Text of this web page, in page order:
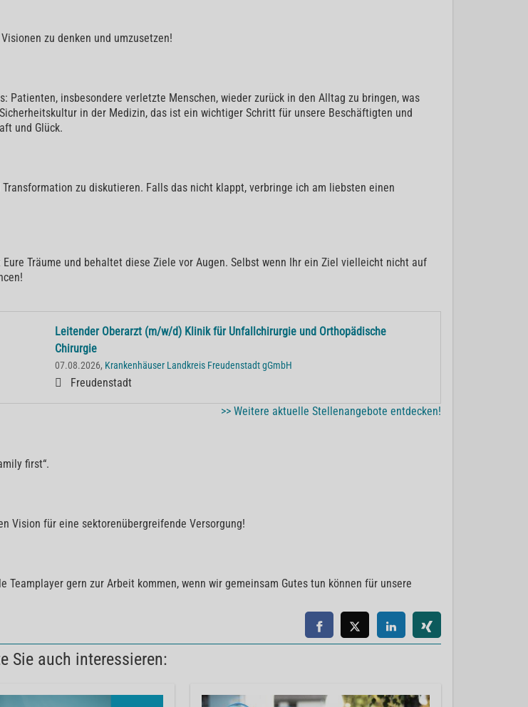
zu denken und umzusetzen!
Patienten, insbesondere verletzte Menschen, wieder zurück in den Alltag zu bringen, was
in der Medizin, das ist ein wichtiger Schritt für unsere Beschäftigten und
und Glück.
zu diskutieren. Falls das nicht klappt, verbringe ich am liebsten einen
Träume und behaltet diese Ziele vor Augen. Selbst wenn Ihr ein Ziel vielleicht nicht auf
Leitender Oberarzt (m/w/d) Klinik für Unfallchirurgie und Orthopädische
Chirurgie
07.08.2026, Krankenhäuser Landkreis Freudenstadt gGmbH
Freudenstadt
>> Weitere aktuelle Stellenangebote entdecken!
first“.
Vision für eine sektorenübergreifende Versorgung!
Teamplayer gern zur Arbeit kommen, wenn wir gemeinsam Gutes tun können für unsere
Sie auch interessieren: